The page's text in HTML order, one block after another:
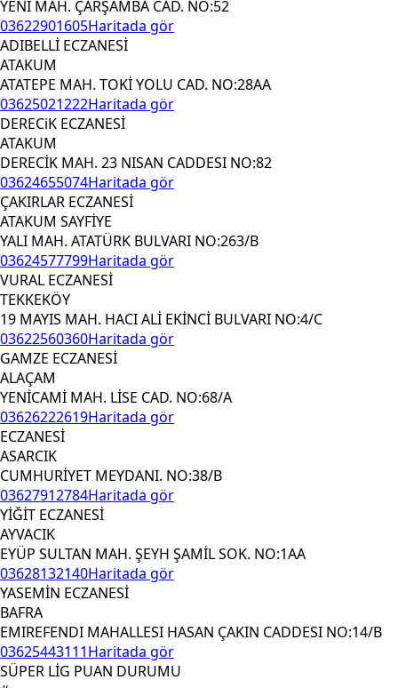
YENİ MAH. ÇARŞAMBA CAD. NO:52
03622901605Haritada gör
ADIBELLİ ECZANESİ
ATAKUM
ATATEPE MAH. TOKİ YOLU CAD. NO:28AA
03625021222Haritada gör
DERECiK ECZANESİ
ATAKUM
DERECİK MAH. 23 NISAN CADDESI NO:82
03624655074Haritada gör
ÇAKIRLAR ECZANESİ
ATAKUM SAYFİYE
YALI MAH. ATATÜRK BULVARI NO:263/B
03624577799Haritada gör
VURAL ECZANESİ
TEKKEKÖY
19 MAYIS MAH. HACI ALİ EKİNCİ BULVARI NO:4/C
03622560360Haritada gör
GAMZE ECZANESİ
ALAÇAM
YENİCAMİ MAH. LİSE CAD. NO:68/A
03626222619Haritada gör
ECZANESİ
ASARCIK
CUMHURİYET MEYDANI. NO:38/B
03627912784Haritada gör
YİĞİT ECZANESİ
AYVACIK
EYÜP SULTAN MAH. ŞEYH ŞAMİL SOK. NO:1AA
03628132140Haritada gör
YASEMİN ECZANESİ
BAFRA
EMIREFENDI MAHALLESI HASAN ÇAKIN CADDESI NO:14/B
03625443111Haritada gör
SÜPER LİG PUAN DURUMU